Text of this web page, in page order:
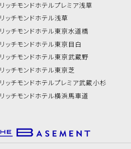
リッチモンドホテルプレミア浅草
リッチモンドホテル浅草
リッチモンドホテル東京水道橋
リッチモンドホテル東京目白
リッチモンドホテル東京武蔵野
リッチモンドホテル東京芝
リッチモンドホテルプレミア武蔵小杉
リッチモンドホテル横浜馬車道